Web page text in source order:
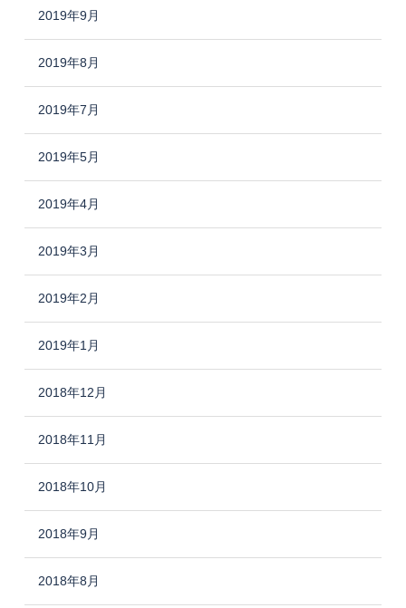
2019年9月
2019年8月
2019年7月
2019年5月
2019年4月
2019年3月
2019年2月
2019年1月
2018年12月
2018年11月
2018年10月
2018年9月
2018年8月